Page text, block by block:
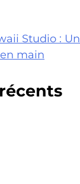
Studio : Un
main